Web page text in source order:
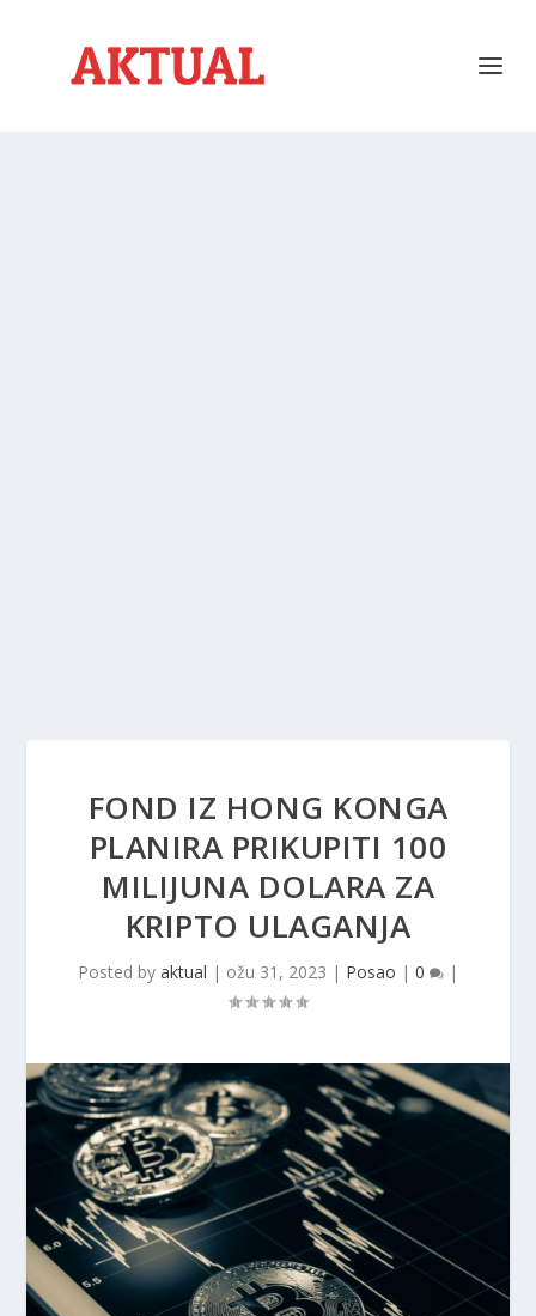
FOND IZ HONG KONGA
PLANIRA PRIKUPITI 100
MILIJUNA DOLARA ZA
KRIPTO ULAGANJA
Posted by aktual | ožu 31, 2023 | Posao | 0 |